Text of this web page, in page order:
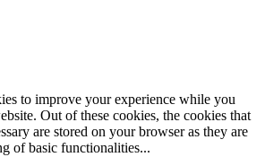
to improve your experience while you
Out of these cookies, the cookies that
are stored on your browser as they are
of basic functionalities...